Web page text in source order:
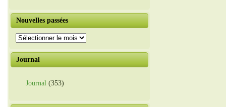
Nouvelles passées
Nouvelles
passées
Journal
Journal (353)